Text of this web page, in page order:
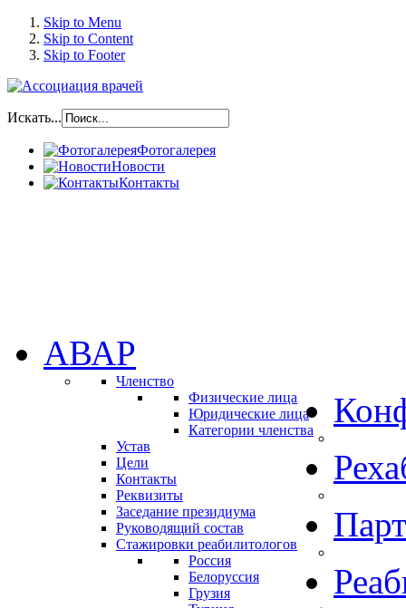
Skip to Menu
Skip to Content
Skip to Footer
Искать...
Фотогалерея
Новости
Контакты
АВАР
Членство
Физические лица
Юридические лица
Категории членства
Устав
Цели
Контакты
Реквизиты
Заседание президиума
Руководящий состав
Стажировки реабилитологов
Россия
Белоруссия
Грузия